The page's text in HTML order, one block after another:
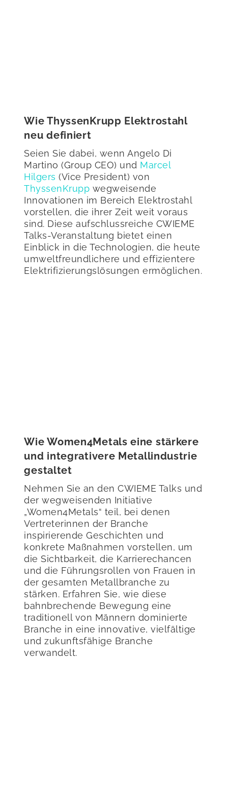
Wie ThyssenKrupp Elektrostahl
neu definiert
Seien Sie dabei, wenn Angelo Di
Martino (Group CEO) und Marcel
Hilgers (Vice President) von
ThyssenKrupp wegweisende
Innovationen im Bereich Elektrostahl
vorstellen, die ihrer Zeit weit voraus
sind. Diese aufschlussreiche CWIEME
Talks-Veranstaltung bietet einen
Einblick in die Technologien, die heute
umweltfreundlichere und effizientere
Elektrifizierungslösungen ermöglichen.
Wie Women4Metals eine stärkere
und integrativere Metallindustrie
gestaltet
Nehmen Sie an den CWIEME Talks und
der wegweisenden Initiative
„Women4Metals“ teil, bei denen
Vertreterinnen der Branche
inspirierende Geschichten und
konkrete Maßnahmen vorstellen, um
die Sichtbarkeit, die Karrierechancen
und die Führungsrollen von Frauen in
der gesamten Metallbranche zu
stärken. Erfahren Sie, wie diese
bahnbrechende Bewegung eine
traditionell von Männern dominierte
Branche in eine innovative, vielfältige
und zukunftsfähige Branche
verwandelt.